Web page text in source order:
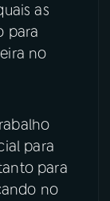
as
para
no
para
para
no